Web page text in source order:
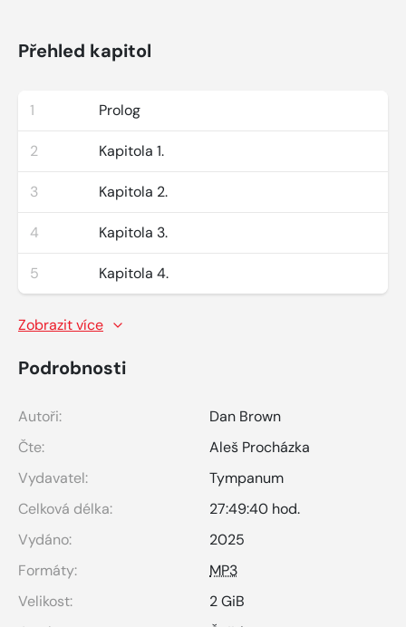
Přehled kapitol
1 Prolog
2 Kapitola 1.
3 Kapitola 2.
4 Kapitola 3.
5 Kapitola 4.
Zobrazit více
Podrobnosti
Autoři:
Dan Brown
Čte:
Aleš Procházka
Vydavatel:
Tympanum
Celková délka:
27:49:40 hod.
Vydáno:
2025
Formáty:
MP3
Velikost:
2 GiB